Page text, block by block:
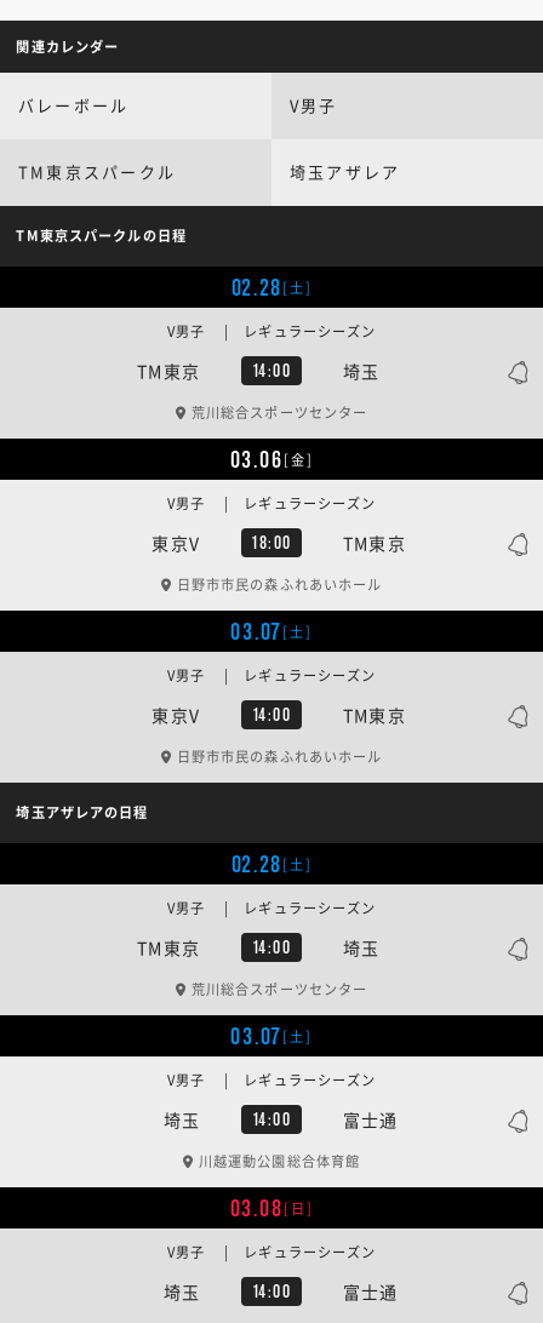
関連カレンダー
バレーボール V男子
TM東京スパークル 埼玉アザレア
TM東京スパークルの日程
02.28[土]
TM東京 14:00 埼玉
V男子 | レギュラーシーズン
荒川総合スポーツセンター
03.06[金]
東京V 18:00 TM東京
V男子 | レギュラーシーズン
日野市市民の森ふれあいホール
03.07[土]
東京V 14:00 TM東京
V男子 | レギュラーシーズン
日野市市民の森ふれあいホール
埼玉アザレアの日程
02.28[土]
TM東京 14:00 埼玉
V男子 | レギュラーシーズン
荒川総合スポーツセンター
03.07[土]
埼玉 14:00 富士通
V男子 | レギュラーシーズン
川越運動公園総合体育館
03.08[日]
埼玉 14:00 富士通
V男子 | レギュラーシーズン